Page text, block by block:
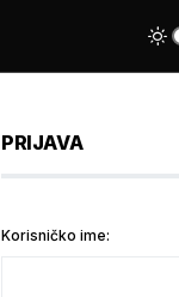
PRIJAVA
Korisničko ime: